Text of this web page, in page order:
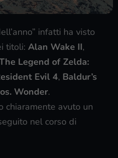
infatti ha visto
titoli: Alan Wake II,
Legend of Zelda:
Evil 4, Baldur’s
Wonder.
chiaramente avuto un
nel corso di